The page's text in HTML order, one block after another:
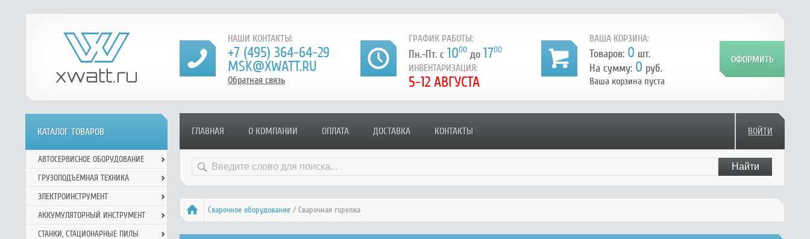
НАШИ КОНТАКТЫ:
+7 (495) 364-64-29
MSK@XWATT.RU
Обратная связь
ГРАФИК РАБОТЫ:
Пн.-Пт. с 1000 до 1700
ИНВЕНТАРИЗАЦИЯ:
5-12 АВГУСТА
ВАША КОРЗИНА:
Товаров: 0 шт.
На сумму: 0 руб.
Ваша корзина пуста
ГЛАВНАЯ О КОМПАНИИ ОПЛАТА ДОСТАВКА КОНТАКТЫ ВОЙТИ
Сварочное оборудование / Сварочная горелка
КАТАЛОГ ТОВАРОВ
АВТОСЕРВИСНОЕ ОБОРУДОВАНИЕ
ГРУЗОПОДЪЕМНАЯ ТЕХНИКА
ЭЛЕКТРОИНСТРУМЕНТ
АККУМУЛЯТОРНЫЙ ИНСТРУМЕНТ
СТАНКИ, СТАЦИОНАРНЫЕ ПИЛЫ